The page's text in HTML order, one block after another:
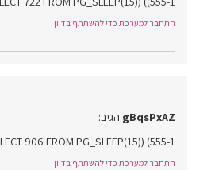
התחבר למערכת כדי להשתתף בדיון
gBqsPxAZ הגיב:
555-1) OR 906=(SELECT 906 FROM PG_SLEEP(15))–
התחבר למערכת כדי להשתתף בדיון